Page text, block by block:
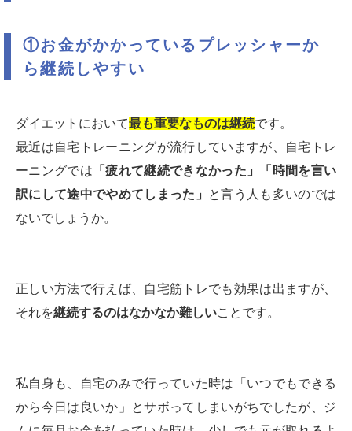
①お金がかかっているプレッシャーか
ら継続しやすい
ダイエットにおいて最も重要なものは継続です。
最近は自宅トレーニングが流行していますが、自宅トレ
ーニングでは 「疲れて継続できなかった」「時間を言い
訳にして途中でやめてしまった」
と言う人も多いのでは
ないでしょうか。
正しい方法で行えば、自宅筋トレでも効果は出ますが、
それを継続するのはなかなか難しいことです。
私自身も、自宅のみで行っていた時は「いつでもできる
から今日は良いか」とサボってしまいがちでしたが、ジ